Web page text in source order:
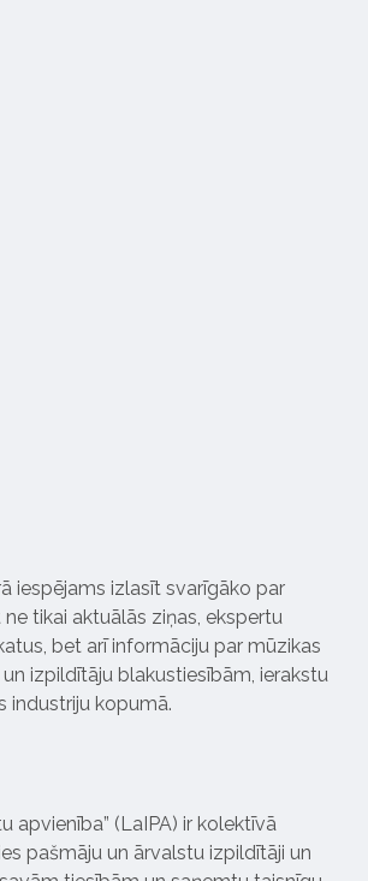
iespējams izlasīt svarīgāko par
tikai aktuālās ziņas, ekspertu
bet arī informāciju par mūzikas
izpildītāju blakustiesībām, ierakstu
industriju kopumā.
apvienība” (LaIPA) ir kolektīvā
pašmāju un ārvalstu izpildītāji un